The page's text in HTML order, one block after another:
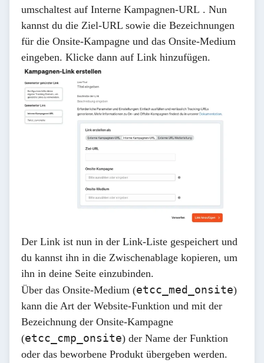
umschaltest auf Interne Kampagnen-URL . Nun
kannst du die Ziel-URL sowie die Bezeichnungen
für die Onsite-Kampagne und das Onsite-Medium
eingeben. Klicke dann auf Link hinzufügen.
Der Link ist nun in der Link-Liste gespeichert und
du kannst ihn in die Zwischenablage kopieren, um
ihn in deine Seite einzubinden.
Über das Onsite-Medium (etcc_med_onsite)
kann die Art der Website-Funktion und mit der
Bezeichnung der Onsite-Kampagne
(etcc_cmp_onsite) der Name der Funktion
oder das beworbene Produkt übergeben werden.